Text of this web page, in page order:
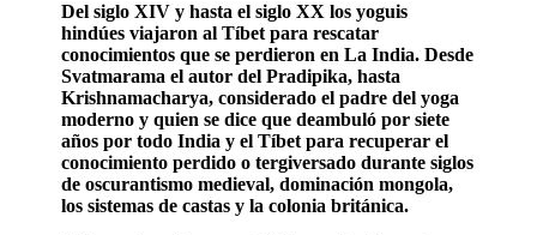
Del siglo XIV y hasta el siglo XX los yoguis
hindúes viajaron al Tíbet para rescatar
conocimientos que se perdieron en La India. Desde
Svatmarama el autor del Pradipika, hasta
Krishnamacharya, considerado el padre del yoga
moderno y quien se dice que deambuló por siete
años por todo India y el Tíbet para recuperar el
conocimiento perdido o tergiversado durante siglos
de oscurantismo medieval, dominación mongola,
los sistemas de castas y la colonia británica.